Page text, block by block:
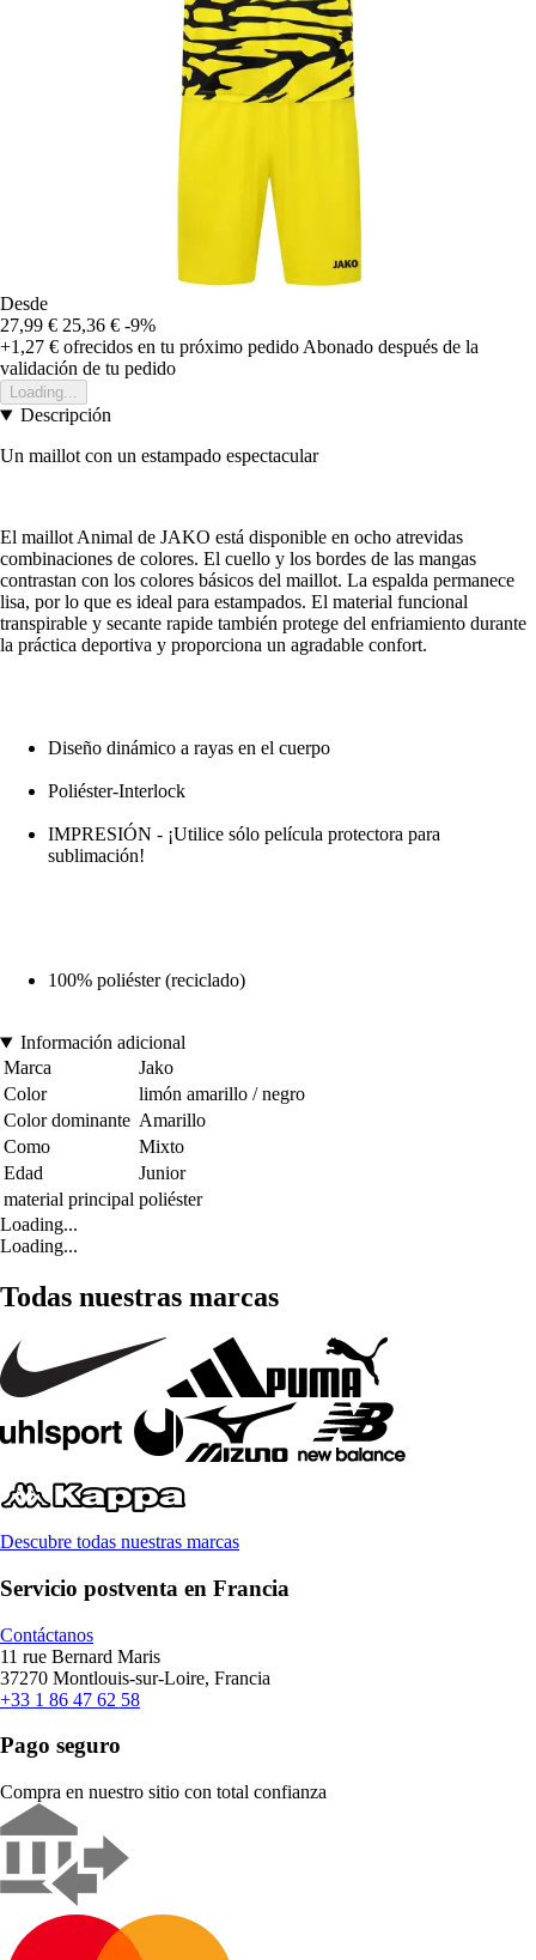
Desde
27,99 € 25,36 € -9%
+1,27 € ofrecidos en tu próximo pedido Abonado después de la
validación de tu pedido
Loading...
Descripción
Un maillot con un estampado espectacular
El maillot Animal de JAKO está disponible en ocho atrevidas
combinaciones de colores. El cuello y los bordes de las mangas
contrastan con los colores básicos del maillot. La espalda permanece
lisa, por lo que es ideal para estampados. El material funcional
transpirable y secante rapide también protege del enfriamiento durante
la práctica deportiva y proporciona un agradable confort.
Diseño dinámico a rayas en el cuerpo
Poliéster-Interlock
IMPRESIÓN - ¡Utilice sólo película protectora para
sublimación!
100% poliéster (reciclado)
Información adicional
Marca
Jako
Color
limón amarillo / negro
Color dominante Amarillo
Como
Mixto
Edad
Junior
material principal poliéster
Loading...
Loading...
Todas nuestras marcas
Descubre todas nuestras marcas
Servicio postventa en Francia
Contáctanos
11 rue Bernard Maris
37270 Montlouis-sur-Loire, Francia
+33 1 86 47 62 58
Pago seguro
Compra en nuestro sitio con total confianza